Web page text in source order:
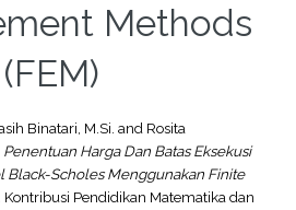
Methods
(FEM)
Binatari, M.Si. and Rosita
Penentuan Harga Dan Batas Eksekusi
Black-Scholes Menggunakan Finite
Kontribusi Pendidikan Matematika dan